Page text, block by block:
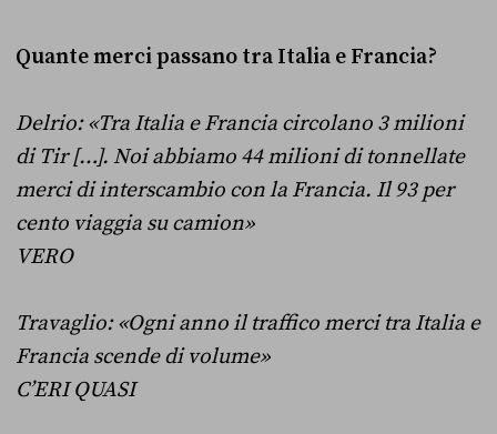
Quante merci passano tra Italia e Francia?
Delrio: «Tra Italia e Francia circolano 3 milioni
di Tir […]. Noi abbiamo 44 milioni di tonnellate
merci di interscambio con la Francia. Il 93 per
cento viaggia su camion»
VERO
Travaglio: «Ogni anno il traffico merci tra Italia e
Francia scende di volume»
C’ERI QUASI